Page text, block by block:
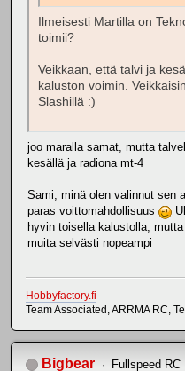
Ilmeisesti Martilla on
toimii?
Veikkaan, että talvi ja
kaluston voimin.
Slashillä :)
joo maralla samat, mutta
kesällä ja radiona mt-4
Sami, minä olen valinnut sen
paras voittomahdollisuus
hyvin toisella kalustolla,
muita selvästi nopeampi
Hobbyfactory.fi
Team Associated, ARRMA RC,
Bigbear Fullspeed RC